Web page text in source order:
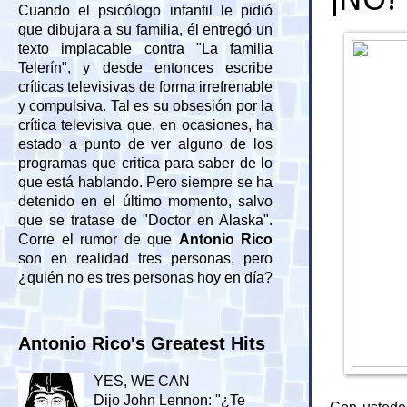
Cuando el psicólogo infantil le pidió
que dibujara a su familia, él entregó un
texto implacable contra "La familia
Telerín", y desde entonces escribe
críticas televisivas de forma irrefrenable
y compulsiva. Tal es su obsesión por la
crítica televisiva que, en ocasiones, ha
estado a punto de ver alguno de los
programas que critica para saber de lo
que está hablando. Pero siempre se ha
detenido en el último momento, salvo
que se tratase de "Doctor en Alaska".
Corre el rumor de que Antonio Rico
son en realidad tres personas, pero
¿quién no es tres personas hoy en día?
Antonio Rico's Greatest Hits
YES, WE CAN
Dijo John Lennon: "¿Te